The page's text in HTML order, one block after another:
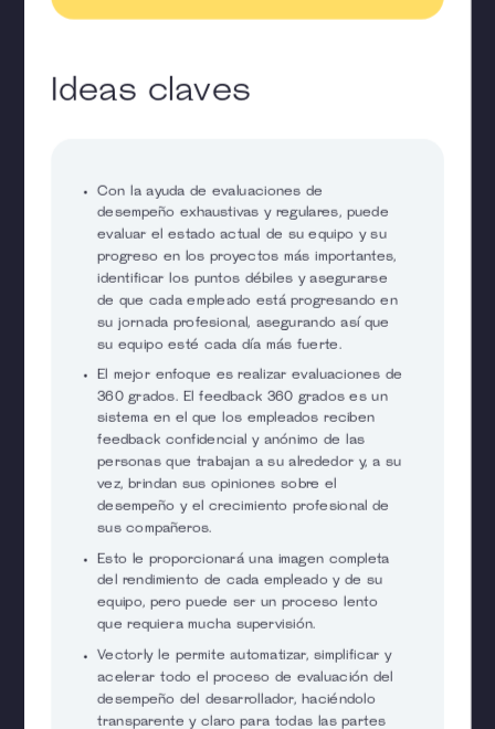
Ideas claves
Con la ayuda de evaluaciones de
desempeño exhaustivas y regulares, puede
evaluar el estado actual de su equipo y su
progreso en los proyectos más importantes,
identificar los puntos débiles y asegurarse
de que cada empleado está progresando en
su jornada profesional, asegurando así que
su equipo esté cada día más fuerte.
El mejor enfoque es realizar evaluaciones de
360 grados. El feedback 360 grados es un
sistema en el que los empleados reciben
feedback confidencial y anónimo de las
personas que trabajan a su alrededor y, a su
vez, brindan sus opiniones sobre el
desempeño y el crecimiento profesional de
sus compañeros.
Esto le proporcionará una imagen completa
del rendimiento de cada empleado y de su
equipo, pero puede ser un proceso lento
que requiera mucha supervisión.
Vectorly le permite automatizar, simplificar y
acelerar todo el proceso de evaluación del
desempeño del desarrollador, haciéndolo
transparente y claro para todas las partes